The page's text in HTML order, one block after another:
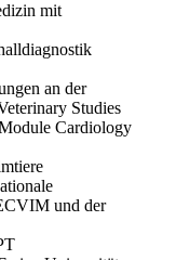
mit
an der
Studies
Cardiology
und der